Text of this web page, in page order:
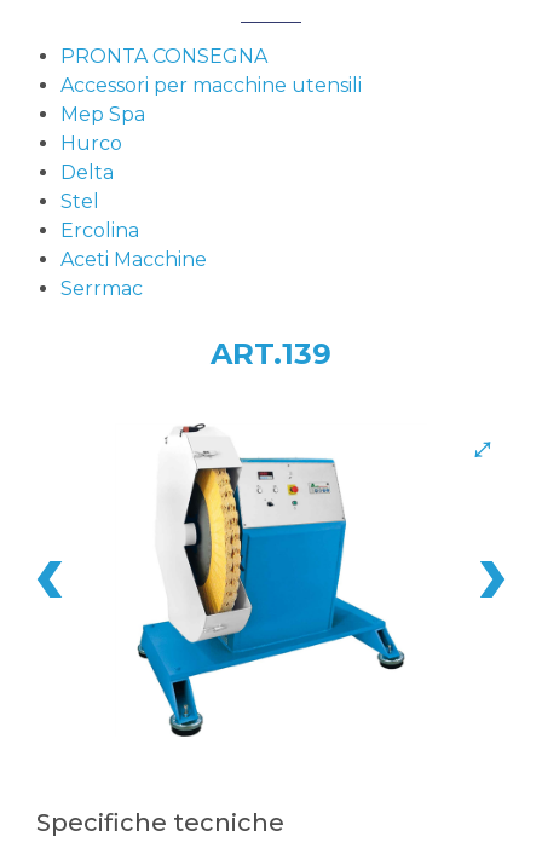
PRONTA CONSEGNA
Accessori per macchine utensili
Mep Spa
Hurco
Delta
Stel
Ercolina
Aceti Macchine
Serrmac
ART.139
Specifiche tecniche